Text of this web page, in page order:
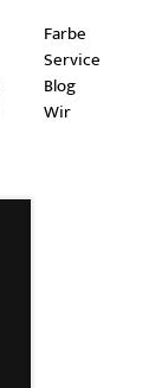
Farbe
Service
Blog
Wir